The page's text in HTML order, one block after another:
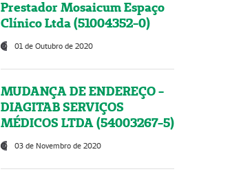
Prestador Mosaicum Espaço
Clínico Ltda (51004352-0)
01 de Outubro de 2020
MUDANÇA DE ENDEREÇO -
DIAGITAB SERVIÇOS
MÉDICOS LTDA (54003267-5)
03 de Novembro de 2020